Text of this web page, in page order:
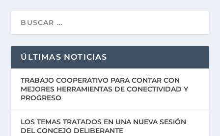
ÚLTIMAS NOTICIAS
TRABAJO COOPERATIVO PARA CONTAR CON
MEJORES HERRAMIENTAS DE CONECTIVIDAD Y
PROGRESO
LOS TEMAS TRATADOS EN UNA NUEVA SESIÓN
DEL CONCEJO DELIBERANTE